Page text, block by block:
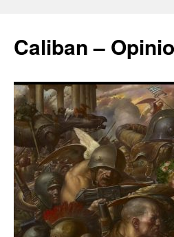
Caliban –